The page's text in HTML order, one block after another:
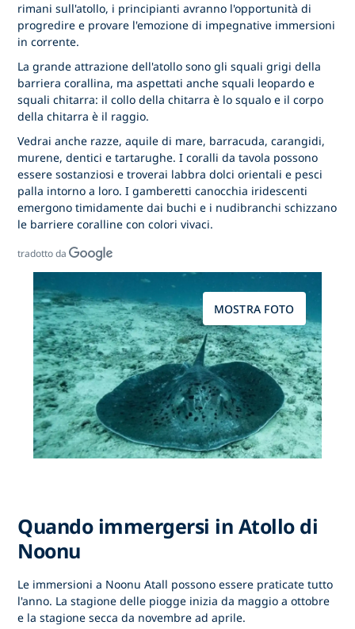
rimani sull'atollo, i principianti avranno l'opportunità di
progredire e provare l'emozione di impegnative immersioni
in corrente.
La grande attrazione dell'atollo sono gli squali grigi della
barriera corallina, ma aspettati anche squali leopardo e
squali chitarra: il collo della chitarra è lo squalo e il corpo
della chitarra è il raggio.
Vedrai anche razze, aquile di mare, barracuda, carangidi,
murene, dentici e tartarughe. I coralli da tavola possono
essere sostanziosi e troverai labbra dolci orientali e pesci
palla intorno a loro. I gamberetti canocchia iridescenti
emergono timidamente dai buchi e i nudibranchi schizzano
le barriere coralline con colori vivaci.
tradotto da
MOSTRA FOTO
Quando immergersi in Atollo di
Noonu
Le immersioni a Noonu Atall possono essere praticate tutto
l'anno. La stagione delle piogge inizia da maggio a ottobre
e la stagione secca da novembre ad aprile.